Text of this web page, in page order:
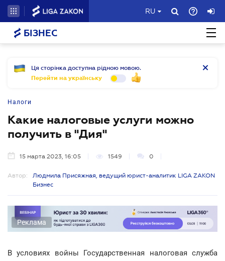
RU
БІЗНЕС
Ця сторінка доступна рідною мовою.
Перейти на українську
Налоги
Какие налоговые услуги можно
получить в "Дия"
15 марта 2023, 16:05 1549 0
Автор:
Людмила Присяжная, ведущий юрист-аналитик LIGA ZAKON
Бизнес
Реклама
В условиях войны Государственная налоговая служба